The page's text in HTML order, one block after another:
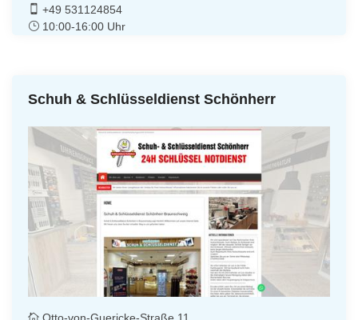
+49 531124854
10:00-16:00 Uhr
Schuh & Schlüsseldienst Schönherr
Otto-von-Guericke-Straße 11